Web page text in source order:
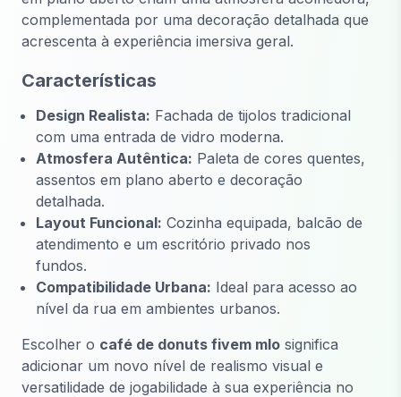
complementada por uma decoração detalhada que
acrescenta à experiência imersiva geral.
Características
Design Realista: Fachada de tijolos tradicional
com uma entrada de vidro moderna.
Atmosfera Autêntica: Paleta de cores quentes,
assentos em plano aberto e decoração
detalhada.
Layout Funcional: Cozinha equipada, balcão de
atendimento e um escritório privado nos
fundos.
Compatibilidade Urbana: Ideal para acesso ao
nível da rua em ambientes urbanos.
Escolher o café de donuts fivem mlo significa
adicionar um novo nível de realismo visual e
versatilidade de jogabilidade à sua experiência no